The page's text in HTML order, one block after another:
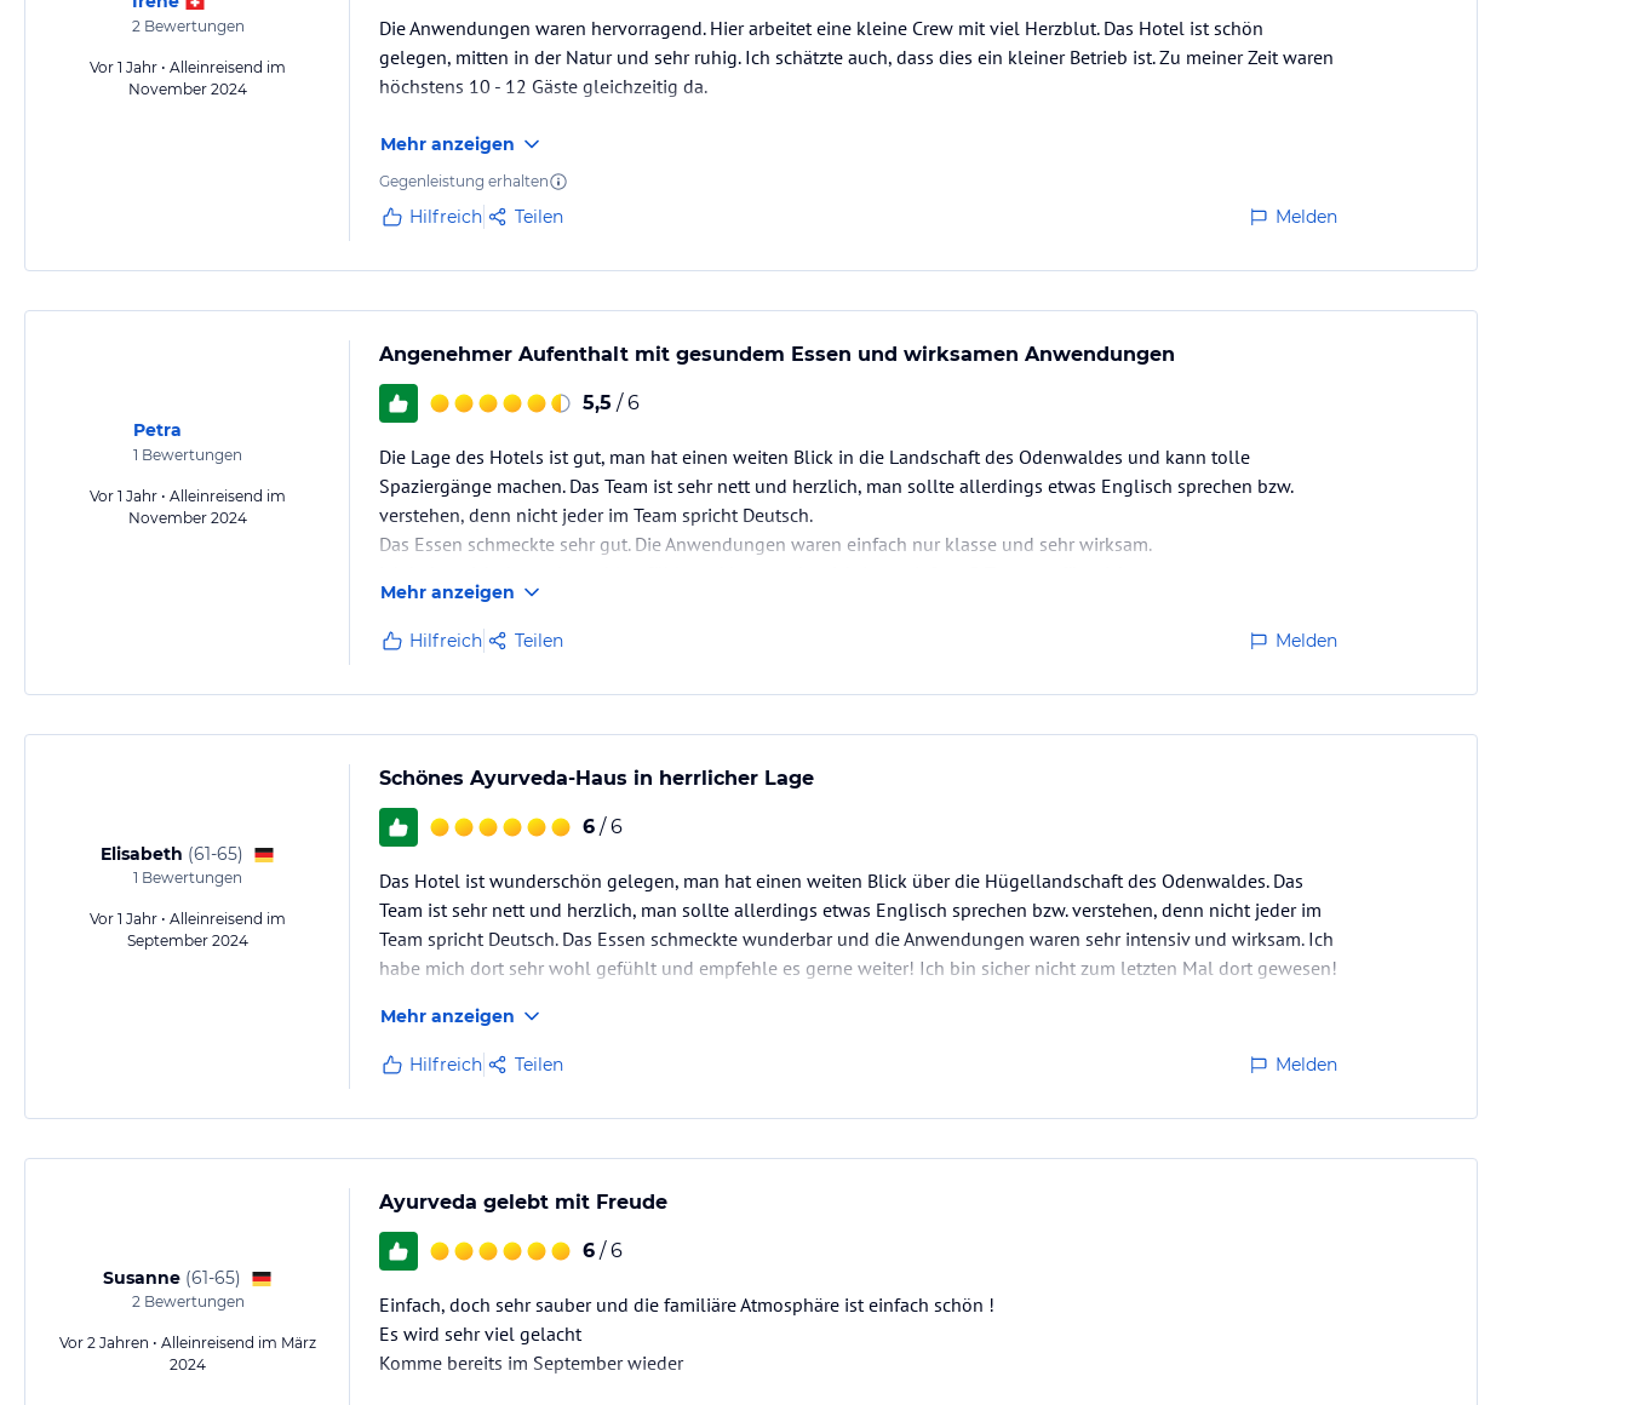
2Bewertungen
Vor 1 Jahr • Alleinreisend im
November 2024
Die Anwendungen waren hervorragend. Hier arbeitet eine kleine Crew mit viel Herzblut. Das Hotel ist schön
gelegen, mitten in der Natur und sehr ruhig. Ich schätzte auch, dass dies ein kleiner Betrieb ist. Zu meiner Zeit waren
höchstens 10 - 12 Gäste gleichzeitig da.
Mehr anzeigen
Gegenleistung erhalten
Hilfreich Teilen Melden
Petra
1 Bewertungen
Vor 1 Jahr • Alleinreisend im
November 2024
Angenehmer Aufenthalt mit gesundem Essen und wirksamen Anwendungen
5,5 / 6
Die Lage des Hotels ist gut, man hat einen weiten Blick in die Landschaft des Odenwaldes und kann tolle
Spaziergänge machen. Das Team ist sehr nett und herzlich, man sollte allerdings etwas Englisch sprechen bzw.
verstehen, denn nicht jeder im Team spricht Deutsch.
Das Essen schmeckte sehr gut. Die Anwendungen waren einfach nur klasse und sehr wirksam.
Ich kann es nur weiterempfehlen. Ich werde sicher nächstes Jahr wieder…
Mehr anzeigen
Hilfreich Teilen Melden
Elisabeth (61-65)
1 Bewertungen
Vor 1 Jahr • Alleinreisend im
September 2024
Schönes Ayurveda-Haus in herrlicher Lage
6 / 6
Das Hotel ist wunderschön gelegen, man hat einen weiten Blick über die Hügellandschaft des Odenwaldes. Das
Team ist sehr nett und herzlich, man sollte allerdings etwas Englisch sprechen bzw. verstehen, denn nicht jeder im
Team spricht Deutsch. Das Essen schmeckte wunderbar und die Anwendungen waren sehr intensiv und wirksam. Ich
habe mich dort sehr wohl gefühlt und empfehle es gerne weiter! Ich bin sicher nicht zum letzten Mal dort gewesen!
Mehr anzeigen
Hilfreich Teilen Melden
Susanne (61-65)
2Bewertungen
Vor 2 Jahren • Alleinreisend im März
2024
Ayurveda gelebt mit Freude
6 / 6
Einfach, doch sehr sauber und die familiäre Atmosphäre ist einfach schön !
Es wird sehr viel gelacht
Komme bereits im September wieder